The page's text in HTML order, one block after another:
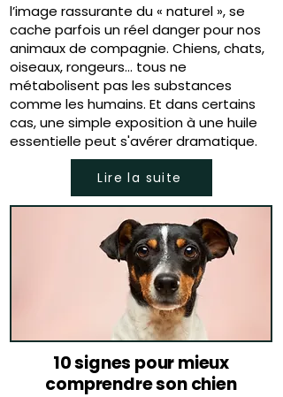
l’image rassurante du « naturel », se
cache parfois un réel danger pour nos
animaux de compagnie. Chiens, chats,
oiseaux, rongeurs… tous ne
métabolisent pas les substances
comme les humains. Et dans certains
cas, une simple exposition à une huile
essentielle peut s'avérer dramatique.
Lire la suite
10 signes pour mieux
comprendre son chien